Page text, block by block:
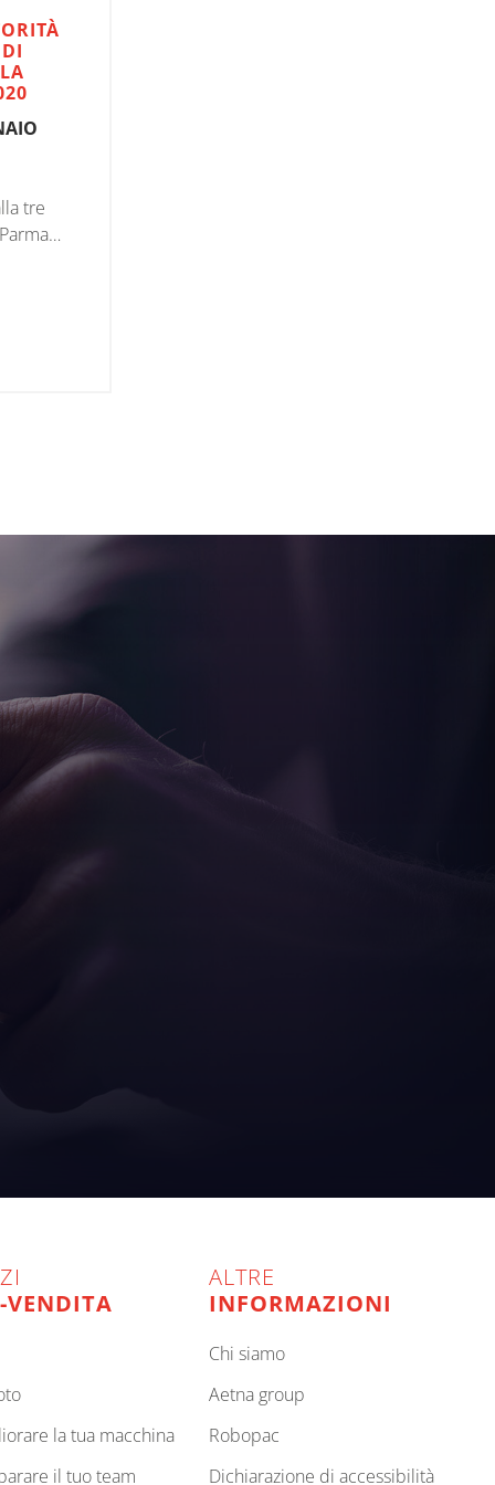
tre
di
VENDITA
la tua macchina
il tuo team
ALTRE
INFORMAZIONI
chi siamo
aetna group
robopac
dichiarazione di accessibilità